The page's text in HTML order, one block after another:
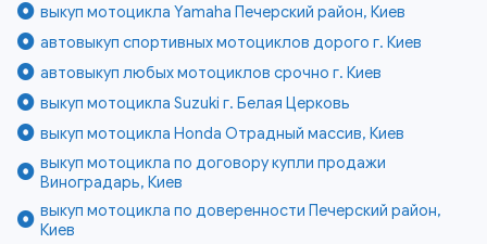
выкуп мотоцикла Yamaha Печерский район, Киев
автовыкуп спортивных мотоциклов дорого г. Киев
автовыкуп любых мотоциклов срочно г. Киев
выкуп мотоцикла Suzuki г. Белая Церковь
выкуп мотоцикла Honda Отрадный массив, Киев
выкуп мотоцикла по договору купли продажи
Виноградарь, Киев
выкуп мотоцикла по доверенности Печерский район,
Киев